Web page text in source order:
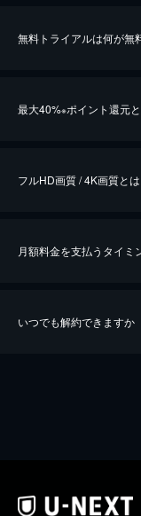
無料トライアルは何が無
最大40%※ポイント還元
※40％ポイント還元の対象は
iOSアプリのUコイン決済
フルHD画質 / 4K画質とは
月額料金を支払うタイミ
いつでも解約できますか